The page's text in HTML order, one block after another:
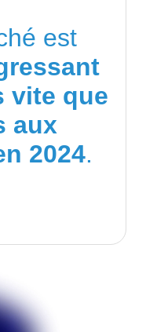
est
vite que
aux
2024.